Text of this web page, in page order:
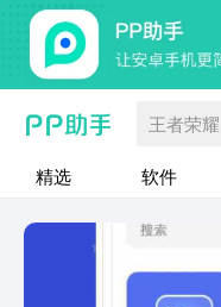
王者荣耀
精选 软件